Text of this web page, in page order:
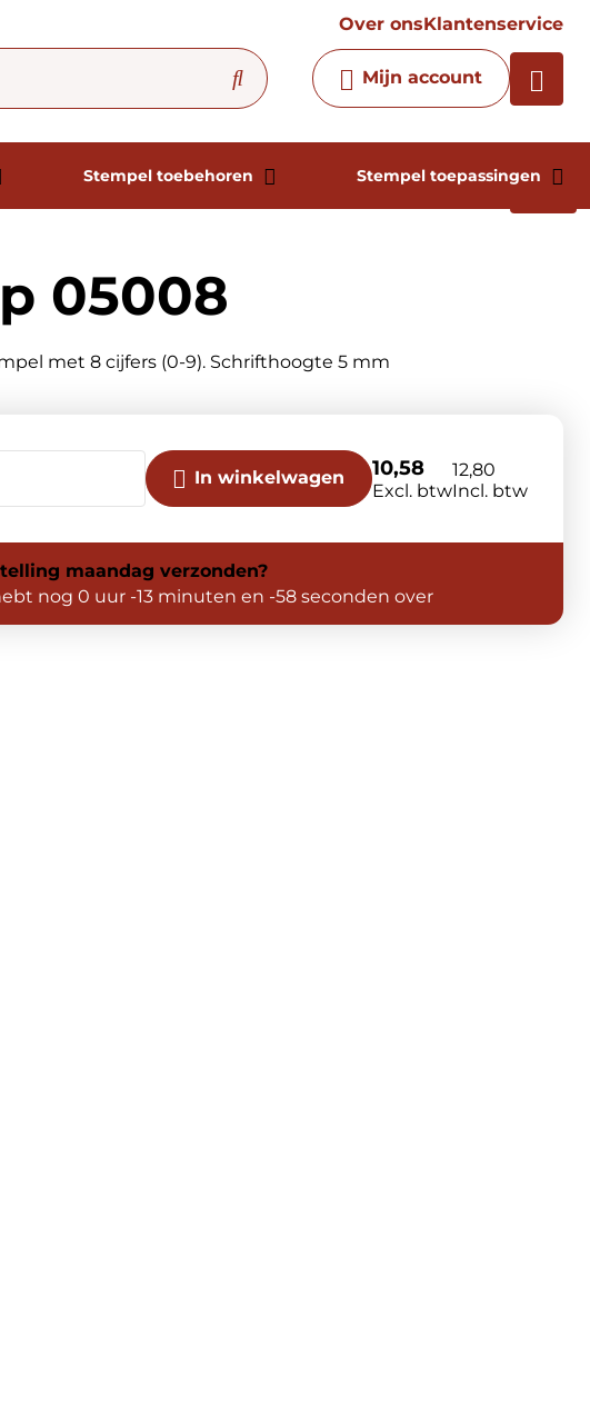
Over onsKlantenservice
Mijn account
Stempel toebehoren Stempel toepassingen
Chatbot
Chat 24/7 met onze chatbot
voor hulp
Contact
05008
met 8 cijfers (0-9). Schrifthoogte 5 mm
In winkelwagen 10,58
Excl. btw
12,80
Incl. btw
maandag verzonden?
nog 0 uur -14 minuten en -1 seconden over